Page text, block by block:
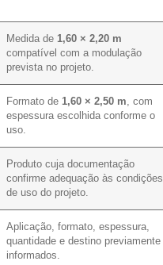
Medida de 1,60 × 2,20 m
compatível com a modulação
prevista no projeto.
Formato de 1,60 × 2,50 m , com
espessura escolhida conforme o
uso.
Produto cuja documentação
confirme adequação às condições
de uso do projeto.
Aplicação, formato, espessura,
quantidade e destino previamente
informados.